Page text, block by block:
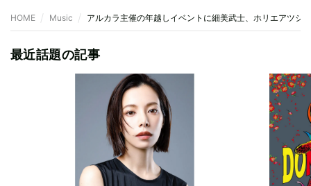
HOME Music アルカラ主催の年越しイベントに細美武士、ホリエアツシ
最近話題の記事